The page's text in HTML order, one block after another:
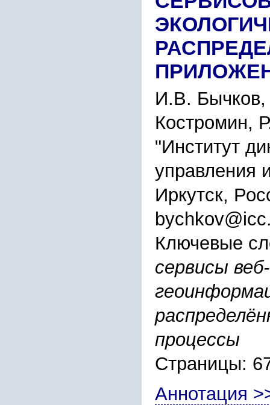
И.В. Бычков,
Костромин,
"Институт
управления
Иркутск,
Ключевые
сервисы
процессы
Страницы:
Аннотация